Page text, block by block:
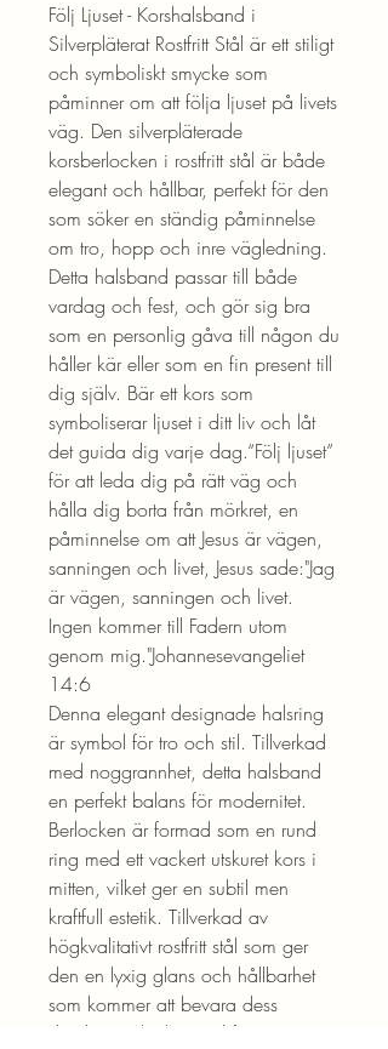
Följ Ljuset - Korshalsband i
Silverpläterat Rostfritt Stål är ett stiligt
och symboliskt smycke som
påminner om att följa ljuset på livets
väg. Den silverpläterade
korsberlocken i rostfritt stål är både
elegant och hållbar, perfekt för den
som söker en ständig påminnelse
om tro, hopp och inre vägledning.
Detta halsband passar till både
vardag och fest, och gör sig bra
som en personlig gåva till någon du
håller kär eller som en fin present till
dig själv. Bär ett kors som
symboliserar ljuset i ditt liv och låt
det guida dig varje dag.“Följ ljuset”
för att leda dig på rätt väg och
hålla dig borta från mörkret, en
påminnelse om att Jesus är vägen,
sanningen och livet, Jesus sade:"Jag
är vägen, sanningen och livet.
Ingen kommer till Fadern utom
genom mig."Johannesevangeliet
14:6
Denna elegant designade halsring
är symbol för tro och stil. Tillverkad
med noggrannhet, detta halsband
en perfekt balans för modernitet.
Berlocken är formad som en rund
ring med ett vackert utskuret kors i
mitten, vilket ger en subtil men
kraftfull estetik. Tillverkad av
högkvalitativt rostfritt stål som ger
den en lyxig glans och hållbarhet
som kommer att bevara dess
skönhet under lång tid framöver.